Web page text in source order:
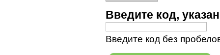
Введите код,
Введите код без